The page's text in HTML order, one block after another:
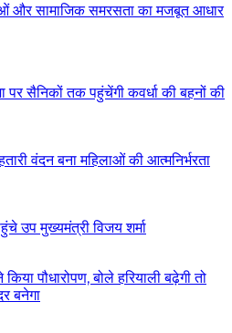
और सामाजिक समरसता का मजबूत आधार
पर सैनिकों तक पहुंचेंगी कवर्धा की बहनों की
वंदन बना महिलाओं की आत्मनिर्भरता
उप मुख्यमंत्री विजय शर्मा
पौधारोपण, बोले हरियाली बढ़ेगी तो
बनेगा